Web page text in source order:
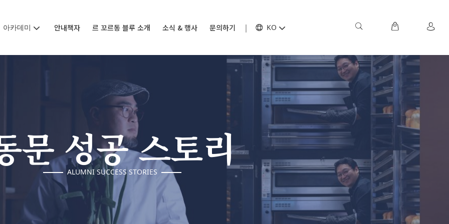
아카데미 안내책자 르 꼬르동 블루 소개 소식 & 행사 문의하기 KO
문 성공 스토리
ALUMNI SUCCESS STORIES